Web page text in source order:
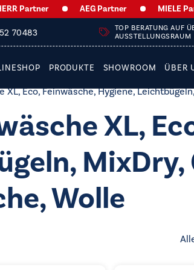
Partner AEG Partner MIELE
70483 TOP BERATUNG AUF
AUSSTELLUNGSRAUM
PRODUKTE SHOWROOM ÜBER
Eco, Feinwäsche, Hygiene,
XL,
MixDry,
Wolle